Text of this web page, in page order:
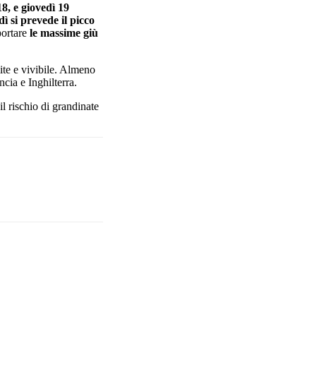
e giovedì 19
si prevede il picco
le massime giù
e vivibile. Almeno
e Inghilterra.
rischio di grandinate